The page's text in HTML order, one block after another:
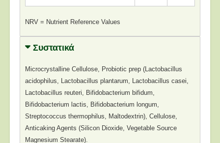
NRV = Nutrient Reference Values
Συστατικά
Microcrystalline Cellulose, Probiotic prep (Lactobacillus
acidophilus, Lactobacillus plantarum, Lactobacillus casei,
Lactobacillus reuteri, Bifidobacterium bifidum,
Bifidobacterium lactis, Bifidobacterium longum,
Streptococcus thermophilus, Maltodextrin), Cellulose,
Anticaking Agents (Silicon Dioxide, Vegetable Source
Magnesium Stearate).